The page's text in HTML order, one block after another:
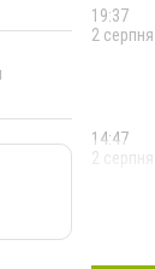
19:37
2 серпня
14:47
2 серпня